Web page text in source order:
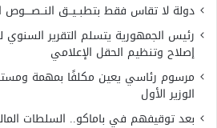
دولة لا تقاس فقط بتطبــيــق النــصــــوص
رئيس الجمهورية يتسلم التقرير السنوي
إصلاح وتنظيم الحقل الإعلامي
مرسوم رئاسي يعين مكلفًا بمهمة
الوزير الأول
بعد توقيفهم في باماكو.. السلطات